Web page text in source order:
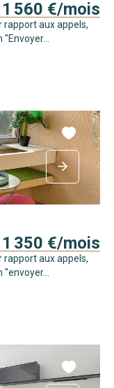
560 €/mois
aux appels,
350 €/mois
aux appels,